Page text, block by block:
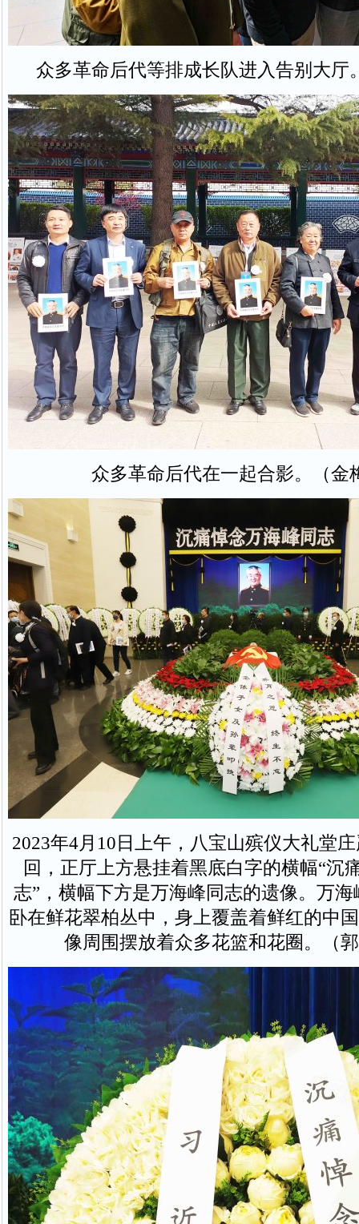
众多革命后代等排成长队进入告别大厅
众多革命后代在一起合影。（金
2023年4月10日上午，八宝山殡仪大礼堂
回，正厅上方悬挂着黑底白字的横幅“沉
志”，横幅下方是万海峰同志的遗像。万
卧在鲜花翠柏丛中，身上覆盖着鲜红的中
像周围摆放着众多花篮和花圈。（